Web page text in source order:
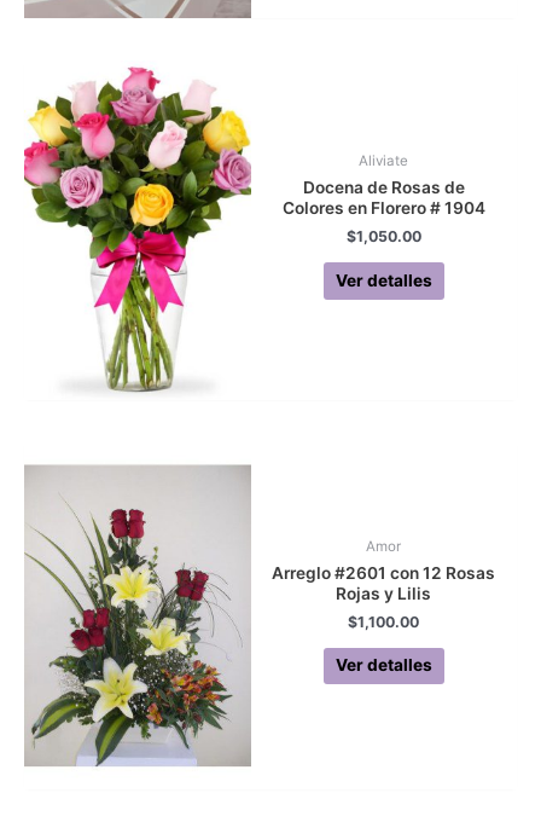
Aliviate
Docena de Rosas de
Colores en Florero # 1904
$1,050.00
Ver detalles
Amor
Arreglo #2601 con 12 Rosas
Rojas y Lilis
$1,100.00
Ver detalles